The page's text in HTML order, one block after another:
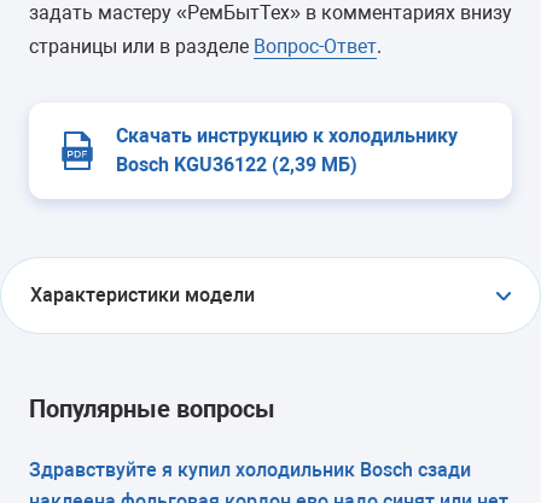
задать мастеру «РемБытТех» в комментариях внизу
страницы или в разделе Вопрос-Ответ.
Скачать инструкцию к холодильнику
Bosch KGU36122 (2,39 МБ)
Характеристики модели
холодильник с морозильником
ТИП УПРАВЛЕНИЯ
Популярные вопросы
Здравствуйте я купил холодильник Bosch сзади